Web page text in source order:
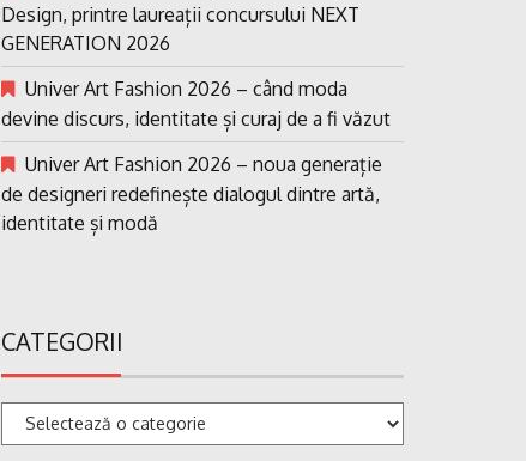
Design, printre laureații concursului NEXT
GENERATION 2026
Univer Art Fashion 2026 – când moda
devine discurs, identitate și curaj de a fi văzut
Univer Art Fashion 2026 – noua generație
de designeri redefinește dialogul dintre artă,
identitate și modă
CATEGORII
Categorii